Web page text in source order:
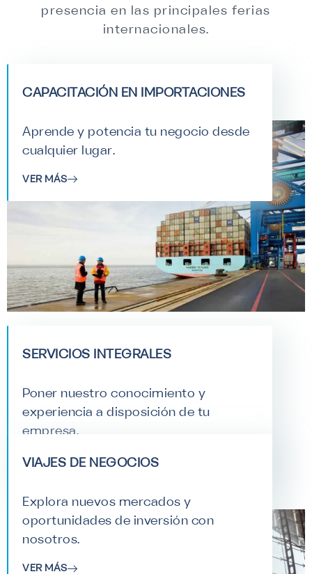
presencia en las principales ferias
internacionales.
CAPACITACIÓN EN IMPORTACIONES
Aprende y potencia tu negocio desde
cualquier lugar.
VER MÁS
SERVICIOS INTEGRALES
Poner nuestro conocimiento y
experiencia a disposición de tu
empresa.
VER MÁS
VIAJES DE NEGOCIOS
Explora nuevos mercados y
oportunidades de inversión con
nosotros.
VER MÁS